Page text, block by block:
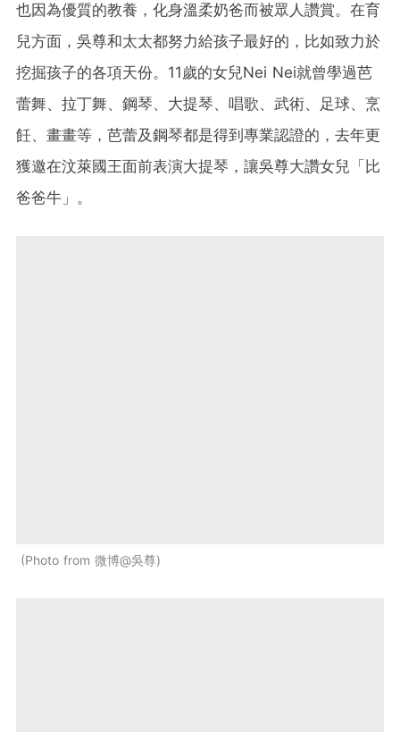
也因為優質的教養，化身溫柔奶爸而被眾人讚賞。在育
兒方面，吳尊和太太都努力給孩子最好的，比如致力於
挖掘孩子的各項天份。11歲的女兒Nei Nei就曾學過芭
蕾舞、拉丁舞、鋼琴、大提琴、唱歌、武術、足球、烹
飪、畫畫等，芭蕾及鋼琴都是得到專業認證的，去年更
獲邀在汶萊國王面前表演大提琴，讓吳尊大讚女兒「比
爸爸牛」。
Photo from 微博@吳尊